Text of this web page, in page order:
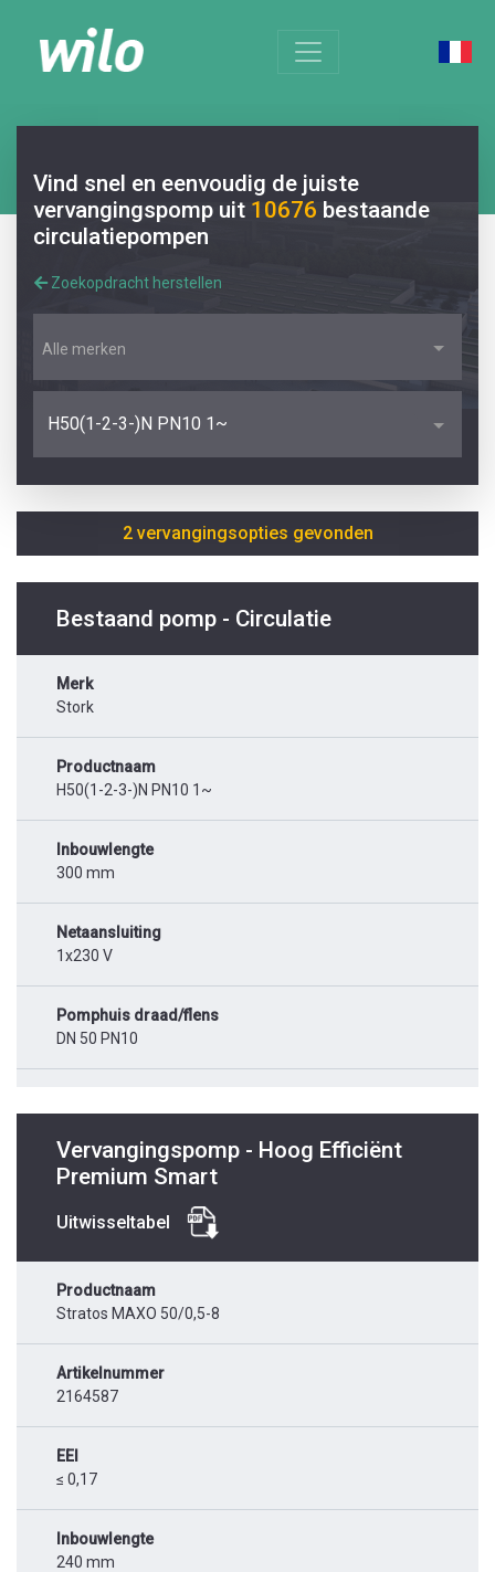
Vind snel en eenvoudig de juiste
vervangingspomp uit 10676 bestaande
circulatiepompen
Zoekopdracht herstellen
Alle merken
H50(1-2-3-)N PN10 1~
2 vervangingsopties gevonden
Bestaand pomp - Circulatie
Merk
Stork
Productnaam
H50(1-2-3-)N PN10 1~
Inbouwlengte
300 mm
Netaansluiting
1x230 V
Pomphuis draad/flens
DN 50 PN10
Vervangingspomp - Hoog Efficiënt
Premium Smart
Uitwisseltabel
Productnaam
Stratos MAXO 50/0,5-8
Artikelnummer
2164587
EEI
≤ 0,17
Inbouwlengte
240 mm